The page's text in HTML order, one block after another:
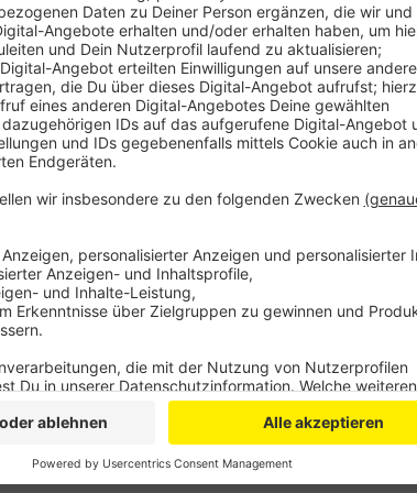
Sie hatte sich testen lassen, nachdem eine Person
Wie die Stadt erklärte, ist vermutlich nuir ein Teil der
Aktuell läuft die Kontaktermittlung; Abstriche sollen
In der Kindertagesstätte werden in zwei Häusern
Mitarbeiterinnen betreut.
In Bonn gibt es aktuell 52 akute Corona-Fälle, acht
es 68 akute Fälle.
TH
Anzeige